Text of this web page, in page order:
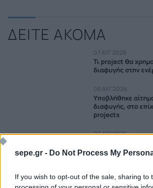
sepe.gr - Do Not Process My
If you wish to opt-out of the sale, sharing to
ΔΕΙΤΕ ΑΚΟΜΑ
07 ΑΥΓ 2026
Τι project θα
διαφυγής στην
06 ΑΥΓ 2026
Υποβλήθηκε
διαφυγής, στο
projects
06 ΑΥΓ 2026
HelleniQ Energy:
τιμή-στόχος στα
Securities
06 ΑΥΓ 2026